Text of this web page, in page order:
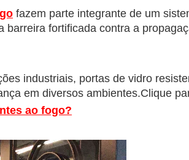
fazem parte integrante de um
barreira fortificada contra a
industriais, portas de vidro
em diversos ambientes.Clique
ao fogo?